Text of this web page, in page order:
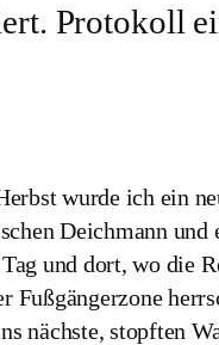
Protokoll
wurde ich ein
Deichmann
und dort, wo die
Fußgängerzone
nächste, stopften